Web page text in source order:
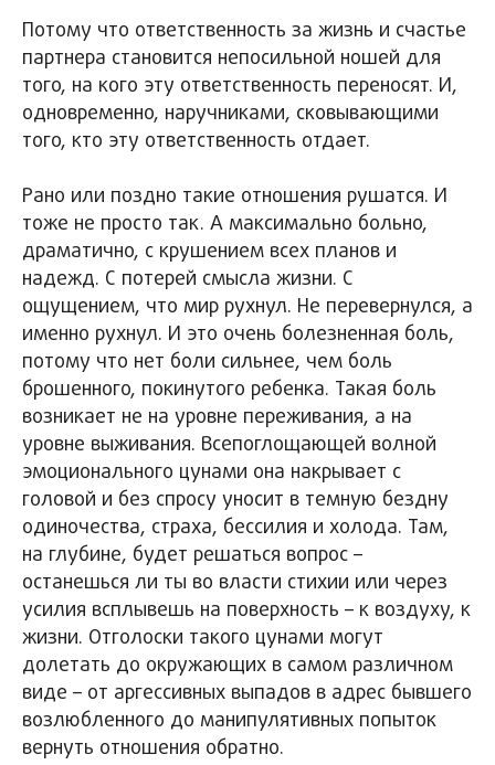
Потому что ответственность за жизнь и счастье
партнера становится непосильной ношей для
того, на кого эту ответственность переносят. И,
одновременно, наручниками, сковывающими
того, кто эту ответственность отдает.
Рано или поздно такие отношения рушатся. И
тоже не просто так. А максимально больно,
драматично, с крушением всех планов и
надежд. С потерей смысла жизни. С
ощущением, что мир рухнул. Не перевернулся, а
именно рухнул. И это очень болезненная боль,
потому что нет боли сильнее, чем боль
брошенного, покинутого ребенка. Такая боль
возникает не на уровне переживания, а на
уровне выживания. Всепоглощающей волной
эмоционального цунами она накрывает с
головой и без спросу уносит в темную бездну
одиночества, страха, бессилия и холода. Там,
на глубине, будет решаться вопрос –
останешься ли ты во власти стихии или через
усилия всплывешь на поверхность – к воздуху, к
жизни. Отголоски такого цунами могут
долетать до окружающих в самом различном
виде – от аргессивных выпадов в адрес бывшего
возлюбленного до манипулятивных попыток
вернуть отношения обратно.